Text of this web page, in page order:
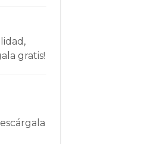
gratis!